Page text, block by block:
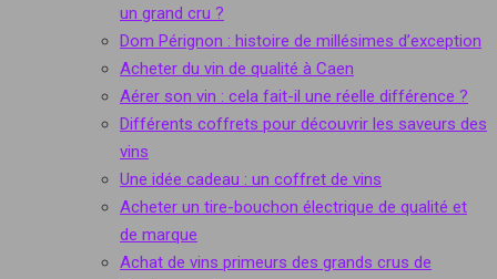
un grand cru ?
Dom Pérignon : histoire de millésimes d’exception
Acheter du vin de qualité à Caen
Aérer son vin : cela fait-il une réelle différence ?
Différents coffrets pour découvrir les saveurs des
vins
Une idée cadeau : un coffret de vins
Acheter un tire-bouchon électrique de qualité et
de marque
Achat de vins primeurs des grands crus de